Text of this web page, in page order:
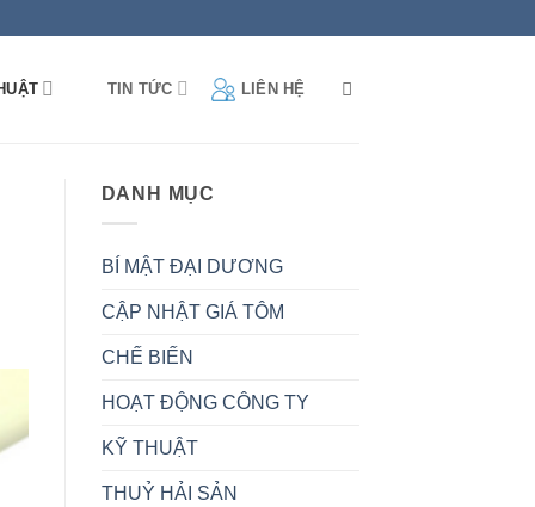
TIN TỨC LIÊN HỆ
DANH MỤC
BÍ MẬT ĐẠI DƯƠNG
CẬP NHẬT GIÁ TÔM
CHẾ BIẾN
HOẠT ĐỘNG CÔNG TY
KỸ THUẬT
THUỶ HẢI SẢN